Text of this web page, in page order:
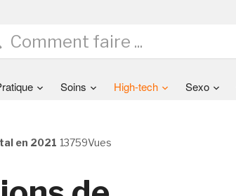
Soins High-tech Sexo
13759Vues
en 2021